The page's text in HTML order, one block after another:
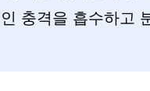
충격을 흡수하고